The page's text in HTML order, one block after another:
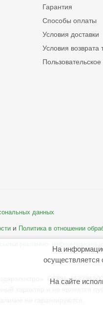
Гарантия
Способы оплаты
Условия доставки
Условия возврата
данных
и Политика в отношении
ОГРН:
На
осуществляется
На сайте